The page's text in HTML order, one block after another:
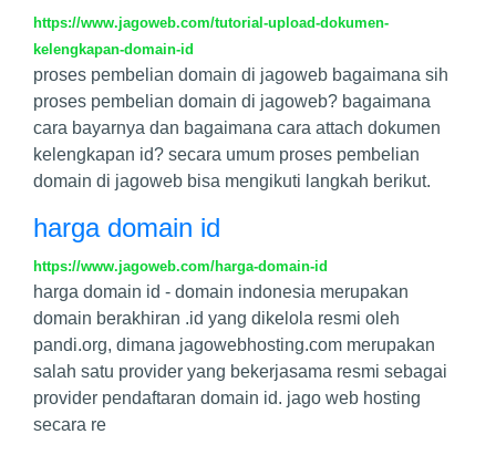
https://www.jagoweb.com/tutorial-upload-dokumen-
kelengkapan-domain-id
proses pembelian domain di jagoweb bagaimana sih
proses pembelian domain di jagoweb? bagaimana
cara bayarnya dan bagaimana cara attach dokumen
kelengkapan id? secara umum proses pembelian
domain di jagoweb bisa mengikuti langkah berikut.
harga domain id
https://www.jagoweb.com/harga-domain-id
harga domain id - domain indonesia merupakan
domain berakhiran .id yang dikelola resmi oleh
pandi.org, dimana jagowebhosting.com merupakan
salah satu provider yang bekerjasama resmi sebagai
provider pendaftaran domain id. jago web hosting
secara re